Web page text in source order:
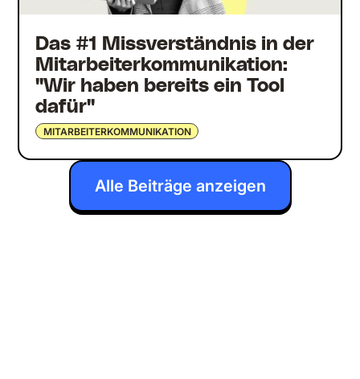
Das #1 Missverständnis in der
Mitarbeiterkommunikation:
"Wir haben bereits ein Tool
dafür"
MITARBEITERKOMMUNIKATION
Alle Beiträge anzeigen